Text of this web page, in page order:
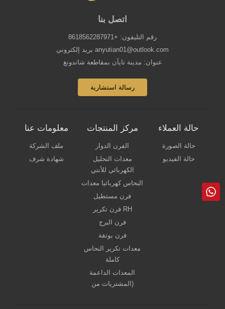
اتصل بنا
رقم التليفون: +8618562287971
بريد إلكتروني anyutian01@outlook.com
عنوان: مدينة تايآن بمقاطعة شاندونغ
رسالة استشارية
معلومات عنا
ملف الشركة
شهادة شرف
مركز المنتجات
الفرن الدوار
معدات التحليل
الكهربائي للأنتي
النحاس كهربائيا معدات
فرن مستطيل
فرن تكرير RH
فرن البرج
فرن بوتقة
معدات تكرير النحاس
كاملة
المعدات الداعمة
(المشتريات من
حالة العملاء
حالة الصورة
حالة الفيديو